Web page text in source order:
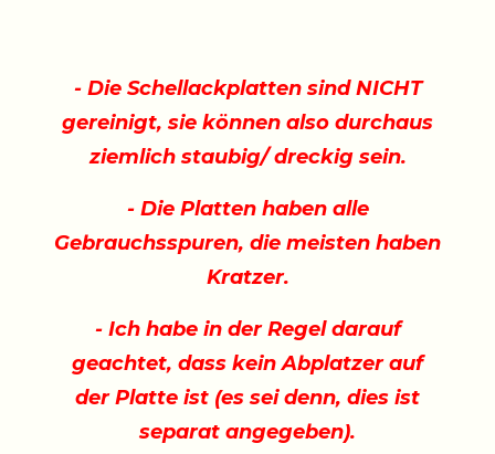
- Die Schellackplatten sind NICHT
gereinigt, sie können also durchaus
ziemlich staubig/ dreckig sein.
- Die Platten haben alle
Gebrauchsspuren, die meisten haben
Kratzer.
- Ich habe in der Regel darauf
geachtet, dass kein Abplatzer auf
der Platte ist (es sei denn, dies ist
separat angegeben).